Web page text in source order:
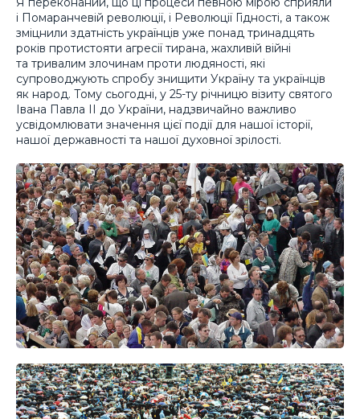
і Помаранчевій революції, і Революції Гідності, а також
зміцнили здатність українців уже понад тринадцять
років протистояти агресії тирана, жахливій війні
та тривалим злочинам проти людяності, які
супроводжують спробу знищити Україну та українців
як народ. Тому сьогодні, у 25-ту річницю візиту святого
Івана Павла ІІ до України, надзвичайно важливо
усвідомлювати значення цієї події для нашої історії,
нашої державності та нашої духовної зрілості.